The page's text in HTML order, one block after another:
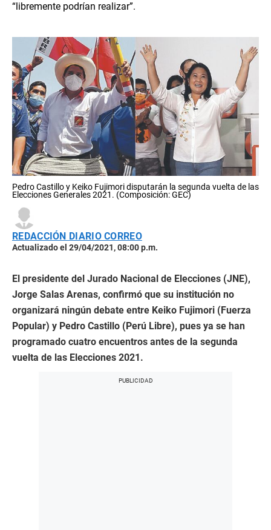
“libremente podrían realizar”.
Pedro Castillo y Keiko Fujimori disputarán la segunda vuelta de las
Elecciones Generales 2021. (Composición: GEC)
REDACCIÓN DIARIO CORREO
Actualizado el 29/04/2021, 08:00 p.m.
El presidente del Jurado Nacional de Elecciones (JNE),
Jorge Salas Arenas, confirmó que su institución no
organizará ningún debate entre Keiko Fujimori (Fuerza
Popular) y Pedro Castillo (Perú Libre), pues ya se han
programado cuatro encuentros antes de la segunda
vuelta de las Elecciones 2021.